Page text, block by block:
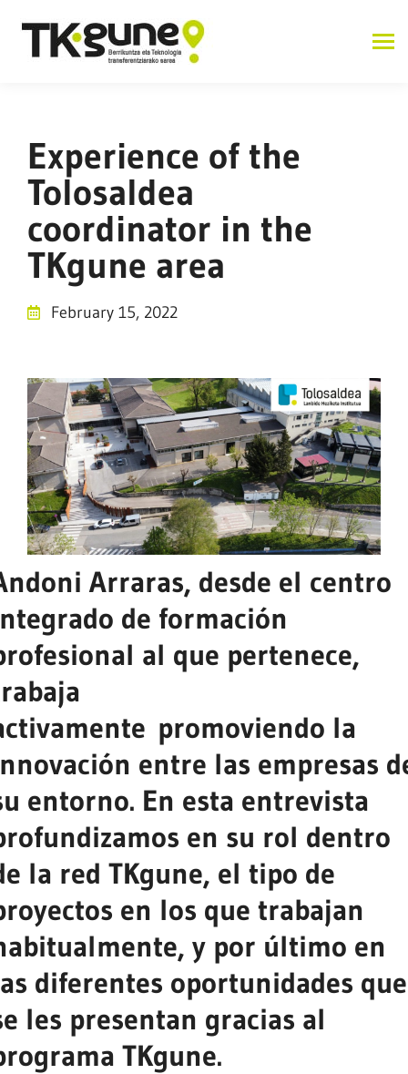
Experience of the
Tolosaldea
coordinator in the
TKgune area
February 15, 2022
Arraras, desde el centro
de formación
al que pertenece,
promoviendo la
entre las empresas
entorno. En esta entrevista
en su rol dentro
la red TKgune, el tipo de
en los que trabajan
y por último en
diferentes oportunidades que
les presentan gracias al
TKgune.